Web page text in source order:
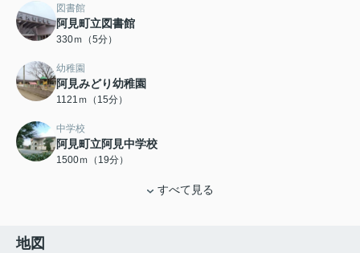
図書館
阿見町立図書館
330ｍ（5分）
幼稚園
阿見みどり幼稚園
1121ｍ（15分）
中学校
阿見町立阿見中学校
1500ｍ（19分）
すべて見る
地図